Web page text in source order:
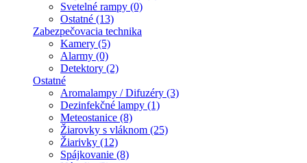
Svetelné rampy (0)
Ostatné (13)
Zabezpečovacia technika
Kamery (5)
Alarmy (0)
Detektory (2)
Ostatné
Aromalampy / Difuzéry (3)
Dezinfekčné lampy (1)
Meteostanice (8)
Žiarovky s vláknom (25)
Žiarivky (12)
Spájkovanie (8)